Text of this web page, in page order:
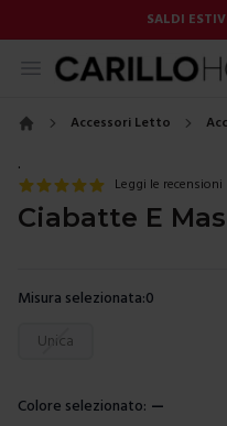
SALDI
Open menu
Accessori Letto
.
Leggi le recensioni
Ciabatte E
Misura selezionata:0
Scegli una misura
Unica
Colore selezionato: —